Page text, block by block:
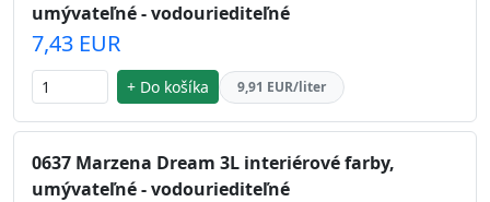
umývateľné - vodouriediteľné
7,43 EUR
+ Do košíka 9,91 EUR/liter
0637 Marzena Dream 3L interiérové farby,
umývateľné - vodouriediteľné